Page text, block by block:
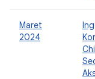
Maret
2024